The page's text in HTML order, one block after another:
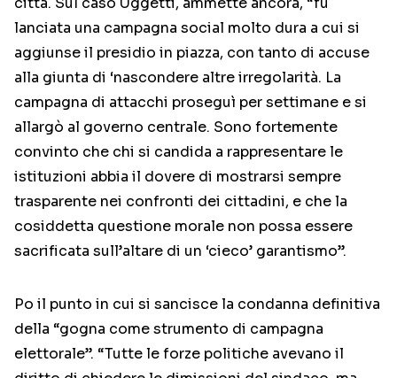
lanciata una campagna social molto dura a cui si
aggiunse il presidio in piazza, con tanto di accuse
alla giunta di ‘nascondere altre irregolarità. La
campagna di attacchi proseguì per settimane e si
allargò al governo centrale. Sono fortemente
convinto che chi si candida a rappresentare le
istituzioni abbia il dovere di mostrarsi sempre
trasparente nei confronti dei cittadini, e che la
cosiddetta questione morale non possa essere
sacrificata sull’altare di un ‘cieco’ garantismo”.
Po il punto in cui si sancisce la condanna definitiva
della “gogna come strumento di campagna
elettorale”. “Tutte le forze politiche avevano il